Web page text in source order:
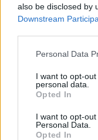
also be disclosed by
Downstream
Please note that
not limited to your
grant or deny
use your data for
consent section.
Personal Data
I want to opt-
personal data.
Opted In
I want to opt-
Personal Data.
Opted In